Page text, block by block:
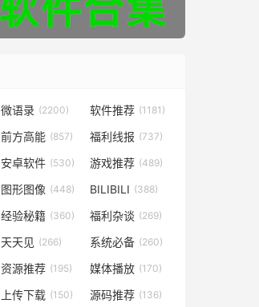
微语录 (2200) 软件推荐 (1181)
前方高能 (857) 福利线报 (737)
安卓软件 (530) 游戏推荐 (489)
图形图像 (448) BILIBILI (388)
经验秘籍 (360) 福利杂谈 (269)
天天见 (266) 系统必备 (260)
资源推荐 (195) 媒体播放 (170)
上传下载 (150) 源码推荐 (136)